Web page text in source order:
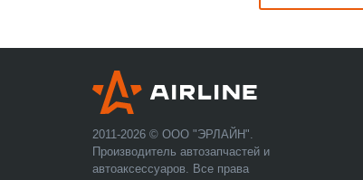
2011-2026 © ООО "ЭРЛАЙН".
Производитель автозапчастей и
автоаксессуаров. Все права